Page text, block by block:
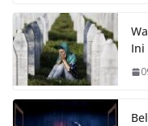
Ini